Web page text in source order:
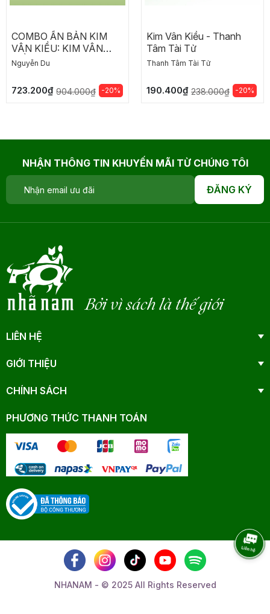
COMBO ẤN BẢN KIM
VÂN KIỀU: KIM VÂN
KIỀU
Nguyễn Du
723.200₫ 904.000₫ -20%
Kim Vân Kiều - Thanh
Tâm Tài Tử
Thanh Tâm Tài Tử
190.400₫ 238.000₫ -20%
NHẬN THÔNG TIN KHUYẾN MÃI TỪ CHÚNG TÔI
ĐĂNG KÝ
Bởi vì sách là thế giới
LIÊN HỆ
GIỚI THIỆU
CHÍNH SÁCH
PHƯƠNG THỨC THANH TOÁN
NHANAM - © 2025 All Rights Reserved